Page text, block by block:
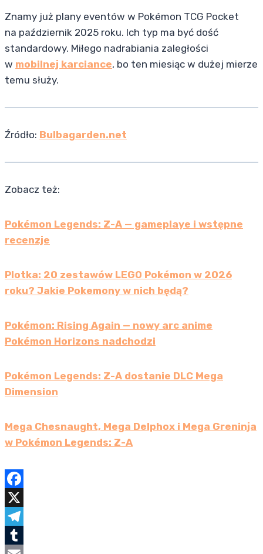
Znamy już plany eventów w Pokémon TCG Pocket
na październik 2025 roku. Ich typ ma być dość
standardowy. Miłego nadrabiania zaległości
w mobilnej karciance, bo ten miesiąc w dużej mierze
temu służy.
Źródło: Bulbagarden.net
Zobacz też:
Pokémon Legends: Z-A — gameplaye i wstępne
recenzje
Plotka: 20 zestawów LEGO Pokémon w 2026
roku? Jakie Pokemony w nich będą?
Pokémon: Rising Again — nowy arc anime
Pokémon Horizons nadchodzi
Pokémon Legends: Z-A dostanie DLC Mega
Dimension
Mega Chesnaught, Mega Delphox i Mega Greninja
w Pokémon Legends: Z-A
F
a
X
T